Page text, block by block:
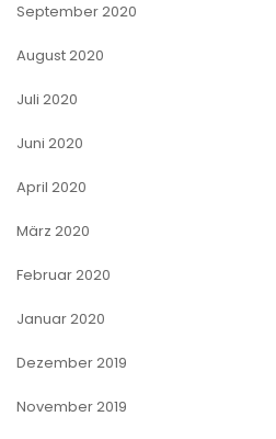
September 2020
August 2020
Juli 2020
Juni 2020
April 2020
März 2020
Februar 2020
Januar 2020
Dezember 2019
November 2019